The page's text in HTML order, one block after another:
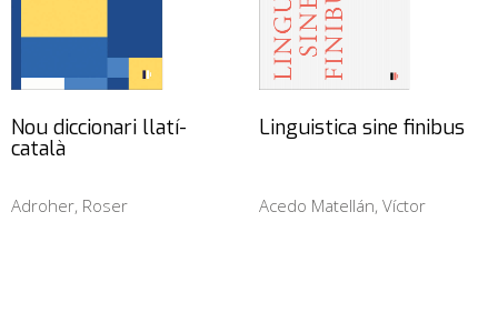
Nou diccionari llatí-
català
Adroher, Roser
Linguistica sine finibus
Acedo Matellán, Víctor